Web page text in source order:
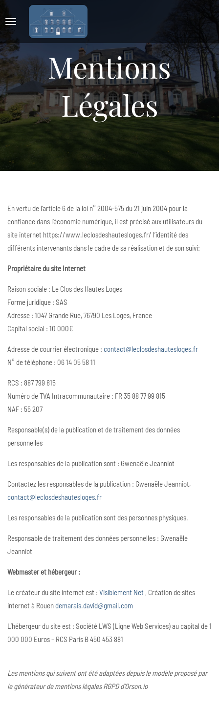
Mentions
Légales
En vertu de l’article 6 de la loi n° 2004-575 du 21 juin 2004 pour la
confiance dans l’économie numérique, il est précisé aux utilisateurs du
site internet https://www.leclosdeshautesloges.fr/ l’identité des
différents intervenants dans le cadre de sa réalisation et de son suivi:
Propriétaire du site Internet
Raison sociale : Le Clos des Hautes Loges
Forme juridique : SAS
Adresse : 1047 Grande Rue, 76790 Les Loges, France
Capital social : 10 000€
Adresse de courrier électronique : contact@leclosdeshautesloges.fr
N° de téléphone : 06 14 05 58 11
RCS : 887 799 815
Numéro de TVA Intracommunautaire : FR 35 88 77 99 815
NAF : 55 207
Responsable(s) de la publication et de traitement des données
personnelles
Les responsables de la publication sont : Gwenaële Jeanniot
Contactez les responsables de la publication : Gwenaële Jeanniot,
contact@leclosdeshautesloges.fr
Les responsables de la publication sont des personnes physiques.
Responsable de traitement des données personnelles : Gwenaële
Jeanniot
Webmaster et hébergeur :
Le créateur du site internet est : Visiblement Net , Création de sites
internet à Rouendemarais.david@gmail.com
L’hébergeur du site est : Société LWS (Ligne Web Services) au capital de 1
000 000 Euros – RCS Paris B 450 453 881
Les mentions qui suivent ont été adaptées depuis le modèle proposé par
le générateur de mentions légales RGPD d’Orson.io